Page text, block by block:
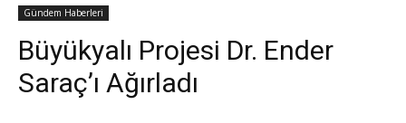
Gündem Haberleri
Büyükyalı Projesi Dr. Ender
Saraç’ı Ağırladı